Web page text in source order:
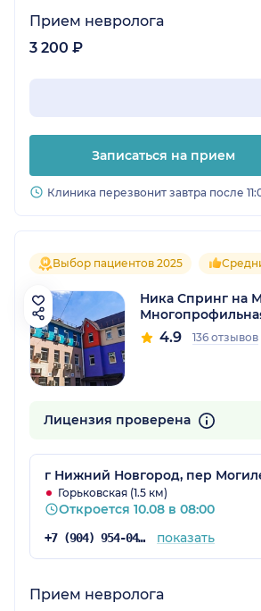
Прием невролога
3 200 ₽
Записаться на прием
Клиника перезвонит завтра после
Выбор пациентов 2025
Ника Спринг на
4.9 136 отзывов
Лицензия проверена
г Нижний Новгород, пер
Горьковская (1.5 км)
Откроется 10.08 в 08:00
+7 (904) 954-04-25 показать
Прием невролога